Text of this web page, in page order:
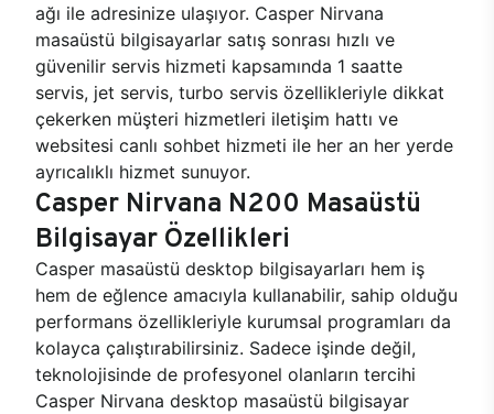
ağı ile adresinize ulaşıyor. Casper Nirvana
masaüstü bilgisayarlar satış sonrası hızlı ve
güvenilir servis hizmeti kapsamında 1 saatte
servis, jet servis, turbo servis özellikleriyle dikkat
çekerken müşteri hizmetleri iletişim hattı ve
websitesi canlı sohbet hizmeti ile her an her yerde
ayrıcalıklı hizmet sunuyor.
Casper Nirvana N200 Masaüstü
Bilgisayar Özellikleri
Casper masaüstü desktop bilgisayarları hem iş
hem de eğlence amacıyla kullanabilir, sahip olduğu
performans özellikleriyle kurumsal programları da
kolayca çalıştırabilirsiniz. Sadece işinde değil,
teknolojisinde de profesyonel olanların tercihi
Casper Nirvana desktop masaüstü bilgisayar